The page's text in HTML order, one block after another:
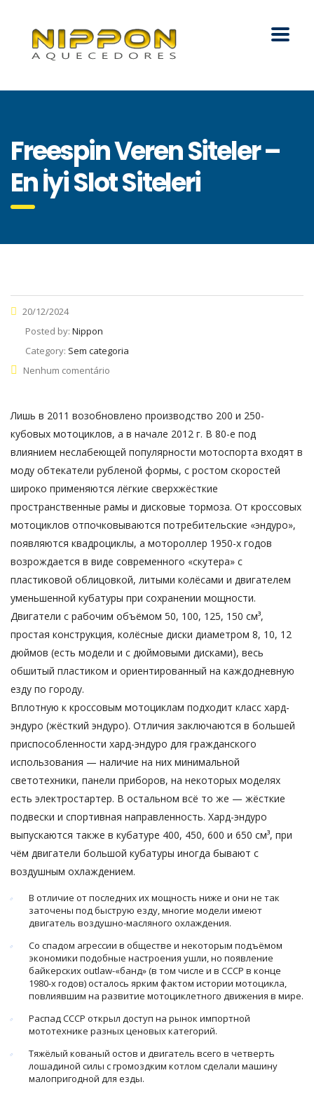
Freespin Veren Siteler –
En İyi Slot Siteleri
20/12/2024
Posted by: Nippon
Category: Sem categoria
Nenhum comentário
Лишь в 2011 возобновлено производство 200 и 250-
кубовых мотоциклов, а в начале 2012 г. В 80-е под
влиянием неслабеющей популярности мотоспорта входят в
моду обтекатели рубленой формы, с ростом скоростей
широко применяются лёгкие сверхжёсткие
пространственные рамы и дисковые тормоза. От кроссовых
мотоциклов отпочковываются потребительские «эндуро»,
появляются квадроциклы, а мотороллер 1950-х годов
возрождается в виде современного «скутера» с
пластиковой облицовкой, литыми колёсами и двигателем
уменьшенной кубатуры при сохранении мощности.
Двигатели с рабочим объёмом 50, 100, 125, 150 см³,
простая конструкция, колёсные диски диаметром 8, 10, 12
дюймов (есть модели и с дюймовыми дисками), весь
обшитый пластиком и ориентированный на каждодневную
езду по городу.
Вплотную к кроссовым мотоциклам подходит класс хард-
эндуро (жёсткий эндуро). Отличия заключаются в большей
приспособленности хард-эндуро для гражданского
использования — наличие на них минимальной
светотехники, панели приборов, на некоторых моделях
есть электростартер. В остальном всё то же — жёсткие
подвески и спортивная направленность. Хард-эндуро
выпускаются также в кубатуре 400, 450, 600 и 650 см³, при
чём двигатели большой кубатуры иногда бывают с
воздушным охлаждением.
В отличие от последних их мощность ниже и они не так
заточены под быструю езду, многие модели имеют
двигатель воздушно-масляного охлаждения.
Со спадом агрессии в обществе и некоторым подъёмом
экономики подобные настроения ушли, но появление
байкерских outlaw-«банд» (в том числе и в СССР в конце
1980-х годов) осталось ярким фактом истории мотоцикла,
повлиявшим на развитие мотоциклетного движения в мире.
Распад СССР открыл доступ на рынок импортной
мототехнике разных ценовых категорий.
Тяжёлый кованый остов и двигатель всего в четверть
лошадиной силы с громоздким котлом сделали машину
малопригодной для езды.